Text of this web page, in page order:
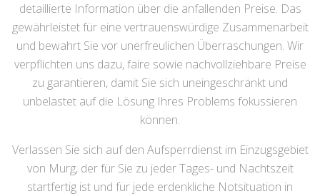
detaillierte Information über die anfallenden Preise. Das
gewährleistet für eine vertrauenswürdige Zusammenarbeit
und bewahrt Sie vor unerfreulichen Überraschungen. Wir
verpflichten uns dazu, faire sowie nachvollziehbare Preise
zu garantieren, damit Sie sich uneingeschränkt und
unbelastet auf die Lösung Ihres Problems fokussieren
können.
Verlassen Sie sich auf den Aufsperrdienst im Einzugsgebiet
von Murg, der für Sie zu jeder Tages- und Nachtszeit
startfertig ist und für jede erdenkliche Notsituation in